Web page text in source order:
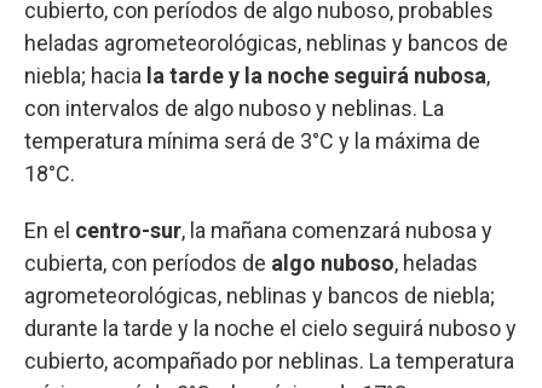
cubierto, con períodos de algo nuboso, probables
heladas agrometeorológicas, neblinas y bancos de
niebla; hacia la tarde y la noche seguirá nubosa,
con intervalos de algo nuboso y neblinas. La
temperatura mínima será de 3°C y la máxima de
18°C.
En el centro-sur, la mañana comenzará nubosa y
cubierta, con períodos de algo nuboso, heladas
agrometeorológicas, neblinas y bancos de niebla;
durante la tarde y la noche el cielo seguirá nuboso y
cubierto, acompañado por neblinas. La temperatura